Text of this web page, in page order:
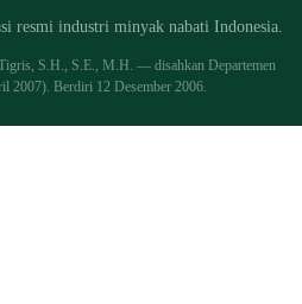
resmi industri minyak nabati Indonesia.
S.H., S.E., M.H. — disahkan Departemen
Berdiri 12 Desember 2006.